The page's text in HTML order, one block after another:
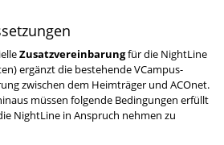
Zusatzvereinbarungfür die NightLine
ergänzt die bestehende VCampus-
zwischen dem Heimträger und ACOnet.
müssen folgende Bedingungen erfüllt
NightLine in Anspruch nehmen zu